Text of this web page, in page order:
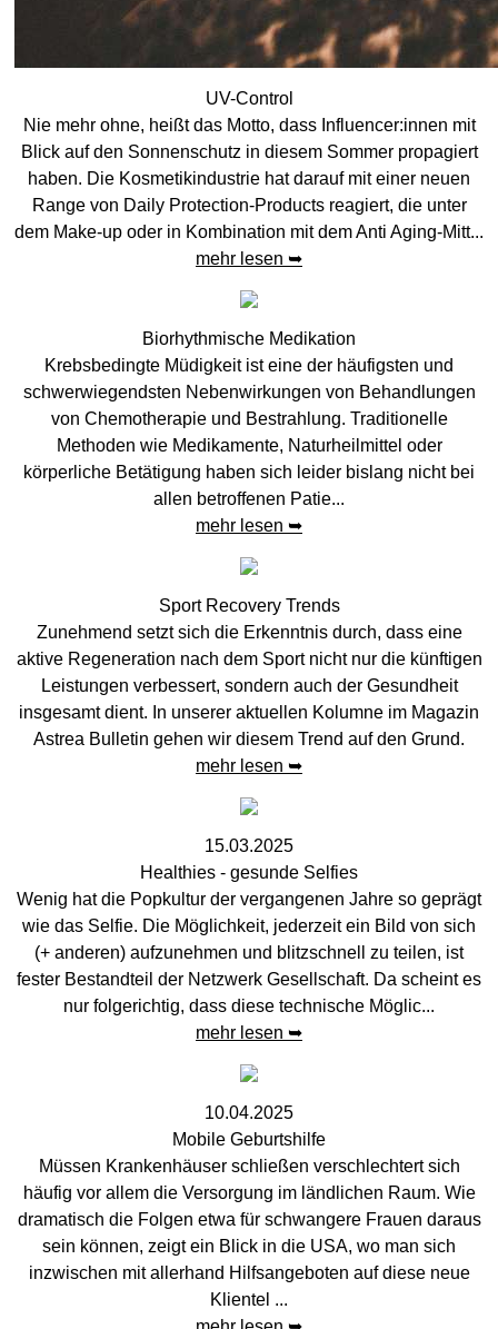
UV-Control
Nie mehr ohne, heißt das Motto, dass Influencer:innen mit
Blick auf den Sonnenschutz in diesem Sommer propagiert
haben. Die Kosmetikindustrie hat darauf mit einer neuen
Range von Daily Protection-Products reagiert, die unter
dem Make-up oder in Kombination mit dem Anti Aging-Mitt...
mehr lesen ➥
Biorhythmische Medikation
Krebsbedingte Müdigkeit ist eine der häufigsten und
schwerwiegendsten Nebenwirkungen von Behandlungen
von Chemotherapie und Bestrahlung. Traditionelle
Methoden wie Medikamente, Naturheilmittel oder
körperliche Betätigung haben sich leider bislang nicht bei
allen betroffenen Patie...
mehr lesen ➥
Sport Recovery Trends
Zunehmend setzt sich die Erkenntnis durch, dass eine
aktive Regeneration nach dem Sport nicht nur die künftigen
Leistungen verbessert, sondern auch der Gesundheit
insgesamt dient. In unserer aktuellen Kolumne im Magazin
Astrea Bulletin gehen wir diesem Trend auf den Grund.
mehr lesen ➥
15.03.2025
Healthies - gesunde Selfies
Wenig hat die Popkultur der vergangenen Jahre so geprägt
wie das Selfie. Die Möglichkeit, jederzeit ein Bild von sich
(+ anderen) aufzunehmen und blitzschnell zu teilen, ist
fester Bestandteil der Netzwerk Gesellschaft. Da scheint es
nur folgerichtig, dass diese technische Möglic...
mehr lesen ➥
10.04.2025
Mobile Geburtshilfe
Müssen Krankenhäuser schließen verschlechtert sich
häufig vor allem die Versorgung im ländlichen Raum. Wie
dramatisch die Folgen etwa für schwangere Frauen daraus
sein können, zeigt ein Blick in die USA, wo man sich
inzwischen mit allerhand Hilfsangeboten auf diese neue
Klientel ...